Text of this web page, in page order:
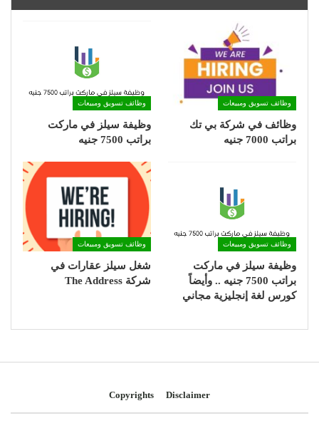
وظائف تسويق ومبيعات
وظائف في شركة بي تك
براتب 7000 جنيه
وظائف تسويق ومبيعات
وظيفة سيلز في ماركت
براتب 7500 جنيه
وظائف تسويق ومبيعات
وظيفة سيلز في ماركت
براتب 7500 جنيه .. وأيضاً
كورس لغة إنجليزية مجاني
وظائف تسويق ومبيعات
شغل سيلز عقارات في
شركة The Address
Disclaimer
Copyrights